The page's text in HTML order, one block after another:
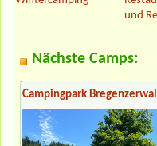
und
Nächste Camps:
Campingpark